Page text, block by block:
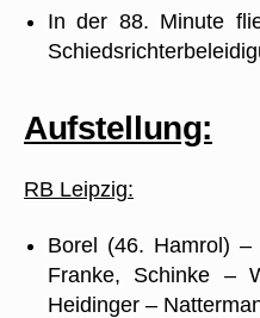
In der 88. Minute
Aufstellung:
RB Leipzig:
Borel (46. Hamrol) –
Franke, Schinke –
Heidinger –